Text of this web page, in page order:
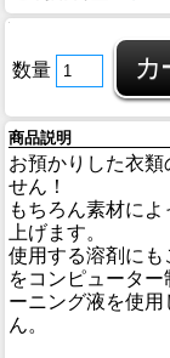
数量
商品説明
お預かりした衣
せん！
もちろん素材に
上げます。
使用する溶剤に
をコンピュータ
ーニング液を使
ん。